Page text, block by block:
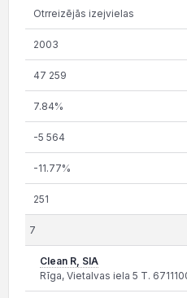
Otrreizējās izejvielas
2003
47 259
7.84%
-5 564
-11.77%
251
7
Clean R, SIA
Rīga, Vietalvas iela 5 T.